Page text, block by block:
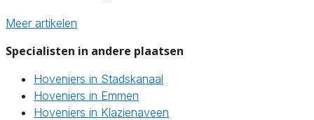
Meer artikelen
Specialisten in andere plaatsen
Hoveniers in Stadskanaal
Hoveniers in Emmen
Hoveniers in Klazienaveen